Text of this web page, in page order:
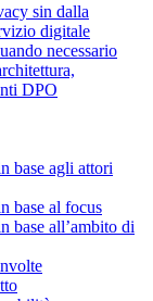
sin dalla
digitale
necessario
DPO
base agli attori
base al focus
base all’ambito di